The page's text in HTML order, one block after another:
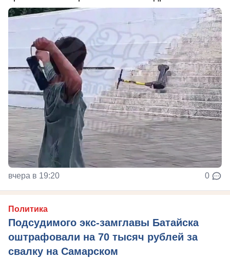
вчера в 19:20 0
Политика
Подсудимого экс-замглавы Батайска
оштрафовали на 70 тысяч рублей за
свалку на Самарском